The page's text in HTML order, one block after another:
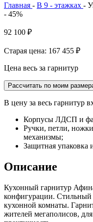
Главная - В 9 - этажках -
- 45%
92 100 ₽
Старая цена: 167 455 ₽
Цена весь за гарнитур
Рассчитать по моим
В цену за весь гарнитур
Корпусы ЛДСП и
Ручки, петли,
механизмы;
Защитная упаковка
Описание
Кухонный гарнитур
конфигурации. Стильный
кухонной комнаты.
жителей мегаполисов,